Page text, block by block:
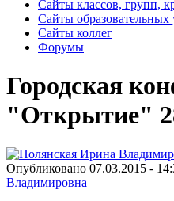
Сайты классов, групп,
Сайты образовательных
Сайты коллег
Форумы
Городская
"Открытие"
Опубликовано 07.03.2015 -
Владимировна